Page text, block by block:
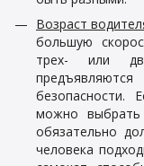
Возраст
большую
трех- или
можно
обязательно
человека